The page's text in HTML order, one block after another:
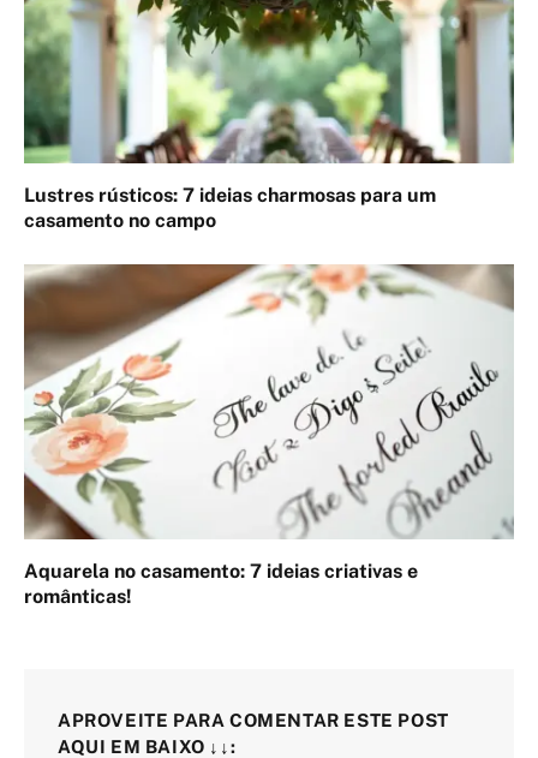
Lustres rústicos: 7 ideias charmosas para um
casamento no campo
Aquarela no casamento: 7 ideias criativas e
românticas!
APROVEITE PARA COMENTAR ESTE POST
AQUI EM BAIXO ↓↓: